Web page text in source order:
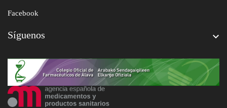
Facebook
Síguenos 